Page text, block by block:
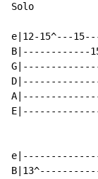
Solo
e|12-15^---
B|------------